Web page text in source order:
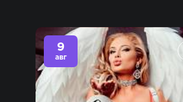
9
авг